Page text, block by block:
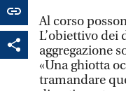
Al corso
L’obiettivo dei
aggregazione
«Una ghiotta
tramandare